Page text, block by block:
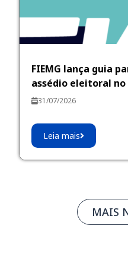
FIEMG lança guia
assédio eleitoral
31/07/2026
Leia mais
MAIS